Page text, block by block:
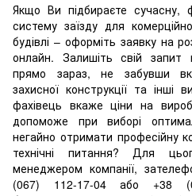
Якщо Ви підбираєте сучасну,
систему заїзду для
будівлі – оформіть заявку на
онлайн. Залишіть свій запит
прямо зараз, не забувши
захисної конструкції та інші
фахівець вкаже ціни на
допоможе при виборі
негайно отримати професійну
технічні питання? Для
менеджером компанії,
(067) 112-17-04 або +38